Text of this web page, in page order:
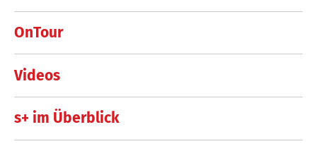
OnTour
Videos
s+ im Überblick